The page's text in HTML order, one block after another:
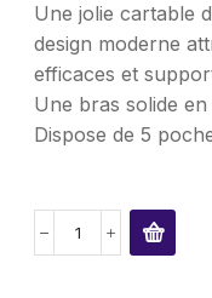
Une jolie cartable
design moderne
efficaces et
Une bras solide
Dispose de 5